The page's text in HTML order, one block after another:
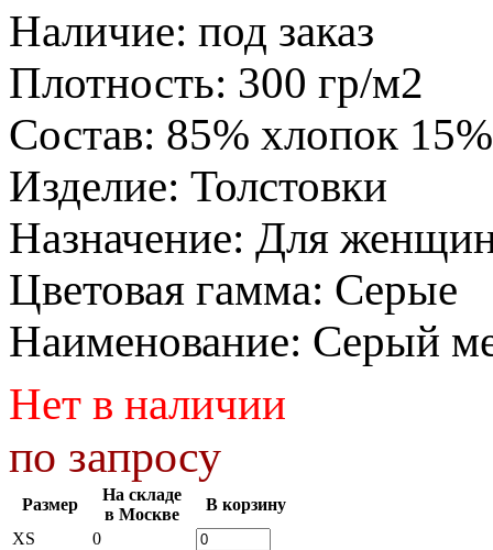
Наличие: под заказ
Плотность: 300 гр/м2
Состав: 85% хлопок
Изделие: Толстовки
Назначение: Для
Цветовая гамма: Серые
Наименование: Серый
Нет в наличии
по запросу
Размер
На складе
в Москве
В корзину
XS
0